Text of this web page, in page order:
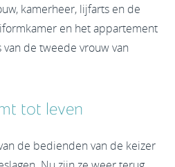
kamerheer, lijfarts en de
en het appartement
de tweede vrouw van
tot leven
de bedienden van de keizer